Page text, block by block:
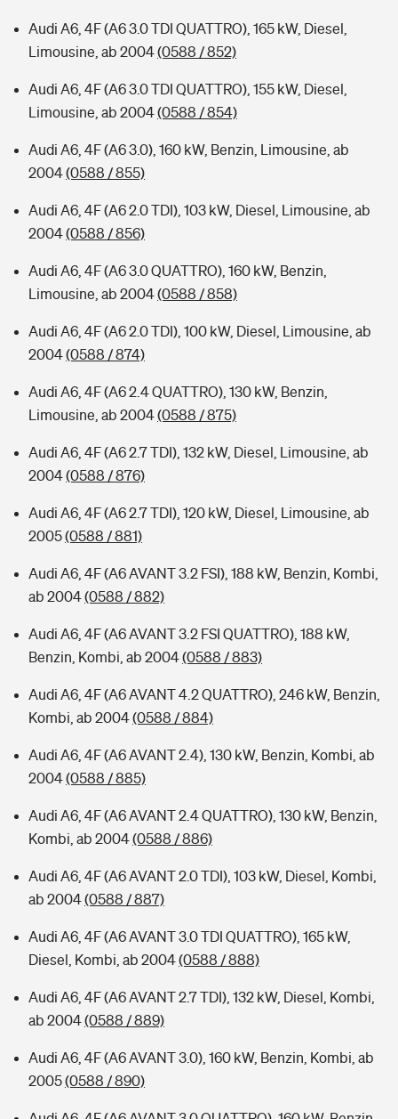
Audi A6, 4F (A6 3.0 TDI QUATTRO), 165 kW, Diesel,
Limousine, ab 2004(0588 / 852)
Audi A6, 4F (A6 3.0 TDI QUATTRO), 155 kW, Diesel,
Limousine, ab 2004(0588 / 854)
Audi A6, 4F (A6 3.0), 160 kW, Benzin, Limousine, ab
2004(0588 / 855)
Audi A6, 4F (A6 2.0 TDI), 103 kW, Diesel, Limousine, ab
2004(0588 / 856)
Audi A6, 4F (A6 3.0 QUATTRO), 160 kW, Benzin,
Limousine, ab 2004(0588 / 858)
Audi A6, 4F (A6 2.0 TDI), 100 kW, Diesel, Limousine, ab
2004(0588 / 874)
Audi A6, 4F (A6 2.4 QUATTRO), 130 kW, Benzin,
Limousine, ab 2004(0588 / 875)
Audi A6, 4F (A6 2.7 TDI), 132 kW, Diesel, Limousine, ab
2004(0588 / 876)
Audi A6, 4F (A6 2.7 TDI), 120 kW, Diesel, Limousine, ab
2005(0588 / 881)
Audi A6, 4F (A6 AVANT 3.2 FSI), 188 kW, Benzin, Kombi,
ab 2004(0588 / 882)
Audi A6, 4F (A6 AVANT 3.2 FSI QUATTRO), 188 kW,
Benzin, Kombi, ab 2004(0588 / 883)
Audi A6, 4F (A6 AVANT 4.2 QUATTRO), 246 kW, Benzin,
Kombi, ab 2004(0588 / 884)
Audi A6, 4F (A6 AVANT 2.4), 130 kW, Benzin, Kombi, ab
2004(0588 / 885)
Audi A6, 4F (A6 AVANT 2.4 QUATTRO), 130 kW, Benzin,
Kombi, ab 2004(0588 / 886)
Audi A6, 4F (A6 AVANT 2.0 TDI), 103 kW, Diesel, Kombi,
ab 2004(0588 / 887)
Audi A6, 4F (A6 AVANT 3.0 TDI QUATTRO), 165 kW,
Diesel, Kombi, ab 2004(0588 / 888)
Audi A6, 4F (A6 AVANT 2.7 TDI), 132 kW, Diesel, Kombi,
ab 2004(0588 / 889)
Audi A6, 4F (A6 AVANT 3.0), 160 kW, Benzin, Kombi, ab
2005(0588 / 890)